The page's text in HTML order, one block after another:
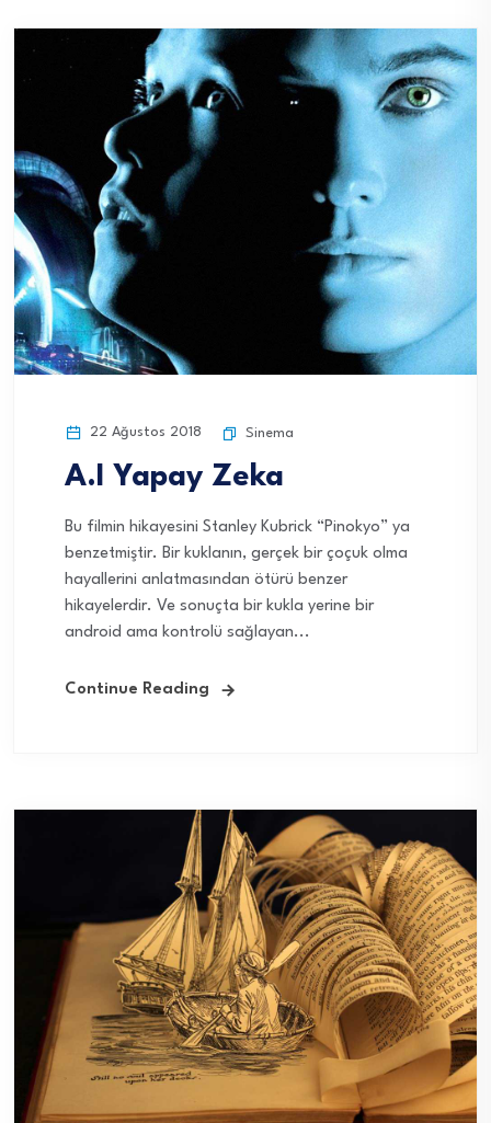
22 Ağustos 2018 Sinema
A.I Yapay Zeka
Bu filmin hikayesini Stanley Kubrick “Pinokyo” ya
benzetmiştir. Bir kuklanın, gerçek bir çoçuk olma
hayallerini anlatmasından ötürü benzer
hikayelerdir. Ve sonuçta bir kukla yerine bir
android ama kontrolü sağlayan...
Continue Reading